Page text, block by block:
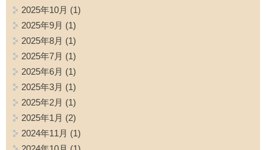
2025年10月 (1)
2025年9月 (1)
2025年8月 (1)
2025年7月 (1)
2025年6月 (1)
2025年3月 (1)
2025年2月 (1)
2025年1月 (2)
2024年11月 (1)